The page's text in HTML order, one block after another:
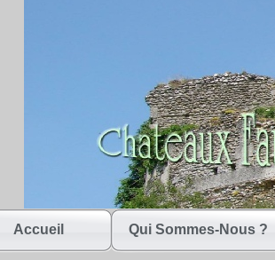
Accueil Qui Sommes-Nous ?